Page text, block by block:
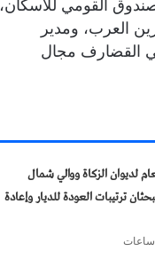
القومي للاسكان،
العرب، ومدير
القضارف مجال
لديوان الزكاة ووالي شمال
ترتيبات العودة للديار وإعادة